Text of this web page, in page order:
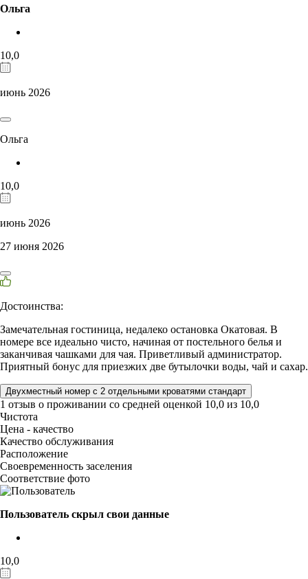
Ольга
10,0
июнь 2026
Ольга
10,0
июнь 2026
27 июня 2026
Достоинства:
Замечательная гостиница, недалеко остановка Окатовая. В
номере все идеально чисто, начиная от постельного белья и
заканчивая чашками для чая. Приветливый администратор.
Приятный бонус для приезжих две бутылочки воды, чай и сахар.
Двухместный номер с 2 отдельными кроватями стандарт
1 отзыв о проживании со средней оценкой 10,0 из 10,0
Чистота
Цена - качество
Качество обслуживания
Расположение
Своевременность заселения
Соответствие фото
Пользователь скрыл свои данные
10,0